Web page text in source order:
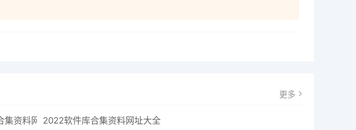
更多
2022软件库合集资料网址大全